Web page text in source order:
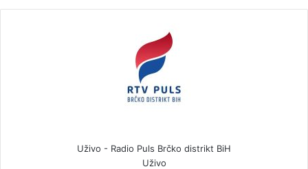
Uživo - Radio Puls Brčko distrikt BiH
Uživo